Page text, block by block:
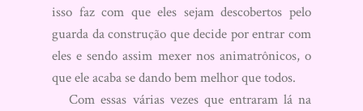
isso faz com que eles sejam descobertos pelo
guarda da construção que decide por entrar com
eles e sendo assim mexer nos animatrônicos, o
que ele acaba se dando bem melhor que todos.
Com essas várias vezes que entraram lá na